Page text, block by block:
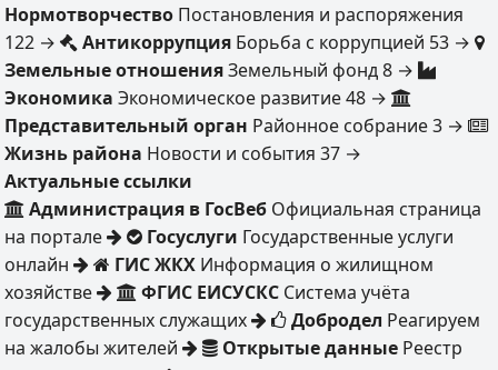
Нормотворчество Постановления и распоряжения
122 → Антикоррупция Борьба с коррупцией 53 →
Земельные отношения Земельный фонд 8 →
Экономика Экономическое развитие 48 →
Представительный орган Районное собрание 3 →
Жизнь района Новости и события 37 →
Актуальные ссылки
Администрация в ГосВеб Официальная страница
на портале
Госуслуги Государственные услуги
онлайн
ГИС ЖКХ Информация о жилищном
хозяйстве
ФГИС ЕИСУСКС Система учёта
государственных служащих
Добродел Реагируем
на жалобы жителей
Открытые данные Реестр